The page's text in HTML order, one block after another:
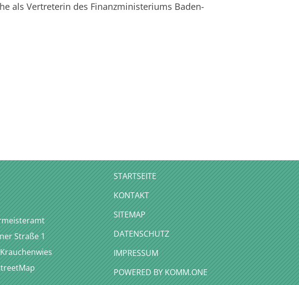
als Vertreterin des Finanzministeriums Baden-
Straße 1
Krauchenwies
STARTSEITE
KONTAKT
SITEMAP
DATENSCHUTZ
IMPRESSUM
POWERED BY KOMM.ONE